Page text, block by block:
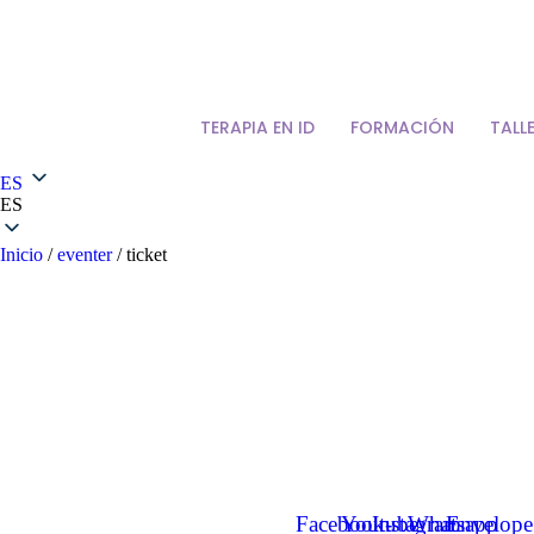
TERAPIA EN ID FORMACIÓN
ES
ES
Inicio /eventer/ ticket
Facebook-
Youtube
Instagram
Whatsapp
Envelope